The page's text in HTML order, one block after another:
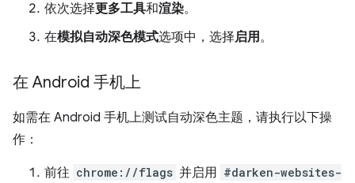
依次选择更多工具和渲染。
在模拟自动深色模式选项中，选择启用。
在 Android 手机上
如需在 Android 手机上测试自动深色主题，请执行以下操
作：
前往 chrome://flags 并启用 #darken-websites-